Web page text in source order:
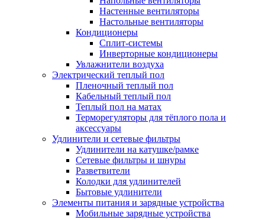
Настенные вентиляторы
Настольные вентиляторы
Кондиционеры
Сплит-системы
Инверторные кондиционеры
Увлажнители воздуха
Электрический теплый пол
Пленочный теплый пол
Кабельный теплый пол
Теплый пол на матах
Терморегуляторы для тёплого пола и
аксессуары
Удлинители и сетевые фильтры
Удлинители на катушке/рамке
Сетевые фильтры и шнуры
Разветвители
Колодки для удлинителей
Бытовые удлинители
Элементы питания и зарядные устройства
Мобильные зарядные устройства